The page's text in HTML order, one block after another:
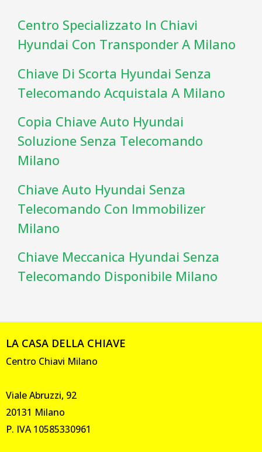
Centro Specializzato In Chiavi
Hyundai Con Transponder A Milano
Chiave Di Scorta Hyundai Senza
Telecomando Acquistala A Milano
Copia Chiave Auto Hyundai
Soluzione Senza Telecomando
Milano
Chiave Auto Hyundai Senza
Telecomando Con Immobilizer
Milano
Chiave Meccanica Hyundai Senza
Telecomando Disponibile Milano
LA CASA DELLA CHIAVE
Centro Chiavi Milano
Viale Abruzzi, 92
20131 Milano
P. IVA 10585330961